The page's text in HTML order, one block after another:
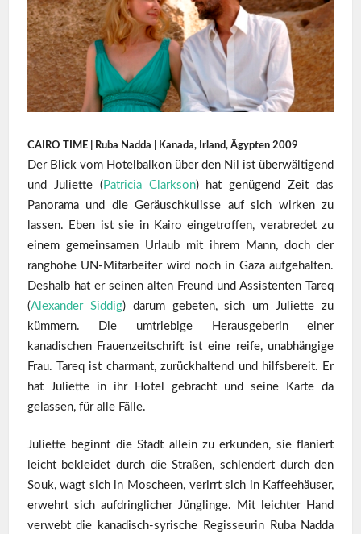
CAIRO TIME | Ruba Nadda | Kanada, Irland, Ägypten 2009
Der Blick vom Hotelbalkon über den Nil ist überwältigend
und Juliette ( Patricia Clarkson) hat genügend Zeit das
Panorama und die Geräuschkulisse auf sich wirken zu
lassen. Eben ist sie in Kairo eingetroffen, verabredet zu
einem gemeinsamen Urlaub mit ihrem Mann, doch der
ranghohe UN-Mitarbeiter wird noch in Gaza aufgehalten.
Deshalb hat er seinen alten Freund und Assistenten Tareq
(Alexander Siddig) darum gebeten, sich um Juliette zu
kümmern. Die umtriebige Herausgeberin einer
kanadischen Frauenzeitschrift ist eine reife, unabhängige
Frau. Tareq ist charmant, zurückhaltend und hilfsbereit. Er
hat Juliette in ihr Hotel gebracht und seine Karte da
gelassen, für alle Fälle.
Juliette beginnt die Stadt allein zu erkunden, sie flaniert
leicht bekleidet durch die Straßen, schlendert durch den
Souk, wagt sich in Moscheen, verirrt sich in Kaffeehäuser,
erwehrt sich aufdringlicher Jünglinge. Mit leichter Hand
verwebt die kanadisch-syrische Regisseurin Ruba Nadda